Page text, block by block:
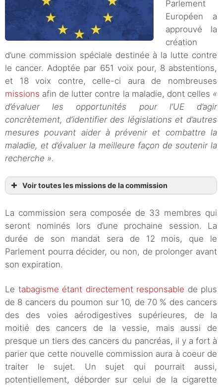
Parlement
Européen a
approuvé la
création
d’une commission spéciale destinée à la lutte contre
le cancer. Adoptée par 651 voix pour, 8 abstentions,
et 18 voix contre, celle-ci aura de nombreuses
missions afin de lutter contre la maladie, dont celles «
d’évaluer les opportunités pour l’UE d’agir
concrètement, d’identifier des législations et d’autres
mesures pouvant aider à prévenir et combattre la
maladie, et d’évaluer la meilleure façon de soutenir la
recherche ».
Voir toutes les missions de la commission
La commission sera composée de 33 membres qui
seront nominés lors d’une prochaine session. La
durée de son mandat sera de 12 mois, que le
Parlement pourra décider, ou non, de prolonger avant
son expiration.
Le tabagisme étant directement responsable de plus
de 8 cancers du poumon sur 10, de 70 % des cancers
des des voies aérodigestives supérieures, de la
moitié des cancers de la vessie, mais aussi de
presque un tiers des cancers du pancréas, il y a fort à
parier que cette nouvelle commission aura à coeur de
traiter le sujet. Un sujet qui pourrait aussi,
potentiellement, déborder sur celui de la cigarette